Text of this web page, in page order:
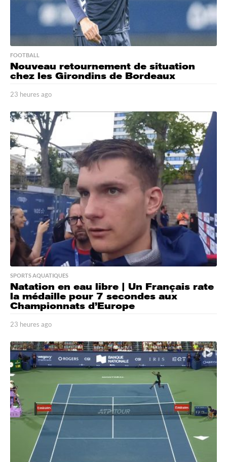
FOOTBALL
Nouveau retournement de situation
chez les Girondins de Bordeaux
23 heures ago
h
e
u
r
e
a
o
SPORTS AQUATIQUES
Natation en eau libre | Un Français rate
la médaille pour 7 secondes aux
Championnats d’Europe
23 heures ago
h
e
r
s
a
g
o